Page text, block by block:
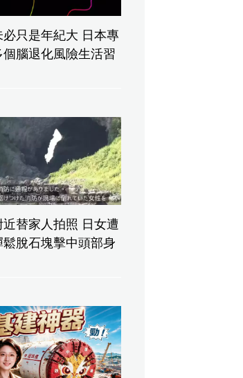
必只是年紀大 日本專
個腦退化風險生活習
替家人拍照 日女遭
鬆脫石塊擊中頭部身